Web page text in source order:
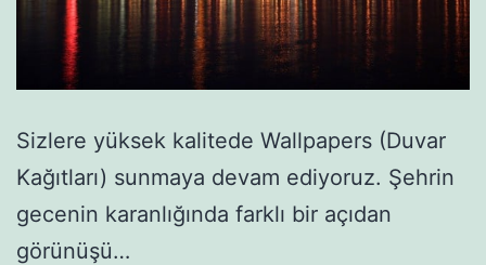
Sizlere yüksek kalitede Wallpapers (Duvar
Kağıtları) sunmaya devam ediyoruz. Şehrin
gecenin karanlığında farklı bir açıdan
görünüşü…